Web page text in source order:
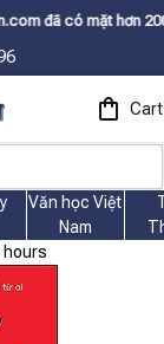
mặt hơn 200 quốc
Cart
Văn học Việt
Nam
hours